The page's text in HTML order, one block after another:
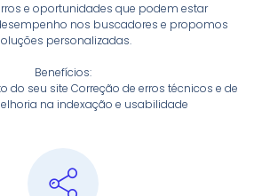
e oportunidades que podem estar
nos buscadores e propomos
personalizadas.
Benefícios:
do seu site Correção de erros técnicos e de
na indexação e usabilidade